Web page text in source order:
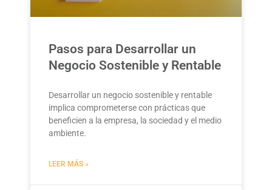
Pasos para Desarrollar un
Negocio Sostenible y Rentable
Desarrollar un negocio sostenible y rentable
implica comprometerse con prácticas que
beneficien a la empresa, la sociedad y el medio
ambiente.
LEER MÁS »